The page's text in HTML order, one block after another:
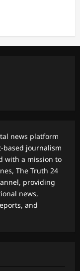
news platform
journalism
with a mission to
The Truth 24
providing
news,
and